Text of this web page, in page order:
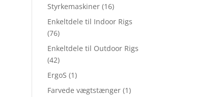
Styrkemaskiner (16)
Enkeltdele til Indoor Rigs
(76)
Enkeltdele til Outdoor Rigs
(42)
ErgoS (1)
Farvede vægtstænger (1)